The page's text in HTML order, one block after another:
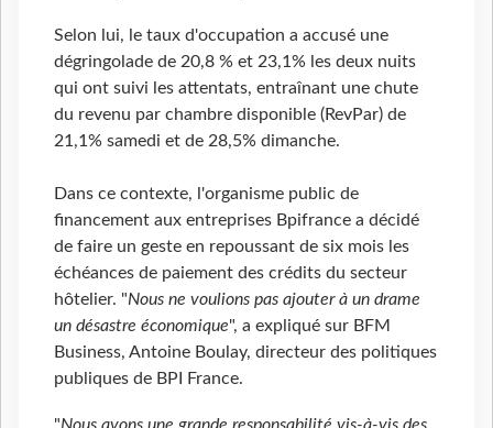
Selon lui, le taux d'occupation a accusé une
dégringolade de 20,8 % et 23,1% les deux nuits
qui ont suivi les attentats, entraînant une chute
du revenu par chambre disponible (RevPar) de
21,1% samedi et de 28,5% dimanche.
Dans ce contexte, l'organisme public de
financement aux entreprises Bpifrance a décidé
de faire un geste en repoussant de six mois les
échéances de paiement des crédits du secteur
hôtelier. "Nous ne voulions pas ajouter à un drame
un désastre économique", a expliqué sur BFM
Business, Antoine Boulay, directeur des politiques
publiques de BPI France.